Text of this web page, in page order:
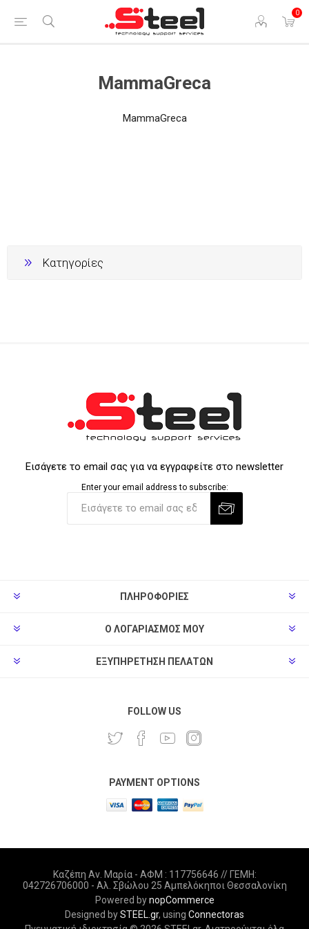
0
MammaGreca
MammaGreca
Κατηγορίες
Εισάγετε το email σας για να εγγραφείτε στο newsletter
Enter your email address to subscribe:
ΠΛΗΡΟΦΟΡΊΕΣ
Ο ΛΟΓΑΡΙΑΣΜΌΣ ΜΟΥ
ΕΞΥΠΗΡΈΤΗΣΗ ΠΕΛΑΤΏΝ
FOLLOW US
PAYMENT OPTIONS
Καζέπη Αν. Μαρία - ΑΦΜ : 117756646 // ΓΕΜΗ:
042726706000 - Αλ. Σβώλου 25 Αμπελόκηποι Θεσσαλονίκη
Powered bynopCommerce
Designed bySTEEL.gr, using Connectoras